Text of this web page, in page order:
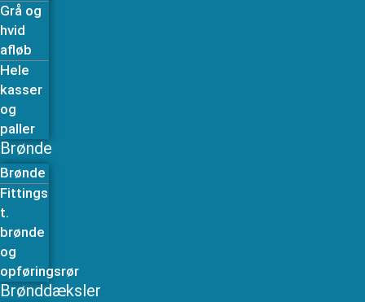
Grå og
hvid
afløb
Hele
kasser
og
paller
Brønde
Brønde
Fittings
t.
brønde
og
opføringsrør
Brønddæksler